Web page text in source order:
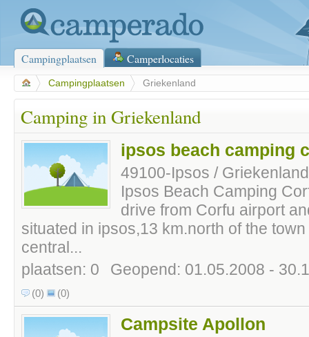
Campingplaatsen Camperlocaties
Campingplaatsen Griekenland
Camping in Griekenland
ipsos beach camping
49100-Ipsos / Griekenland
Ipsos Beach Camping
drive from Corfu airport
situated in ipsos,13 km.north of the
central...
plaatsen: 0
Geopend: 01.05.2008 -
(0) (0)
Campsite Apollon